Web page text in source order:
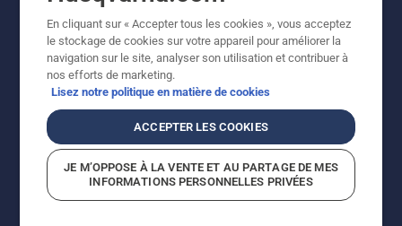
aux revendeurs participants, sauf si le produit est
disponible pour un achat direct sur la boutique en ligne
de Husqvarna. Prix en CHF, TVA 8,1 % et TAR incluses.
Sous réserve d'erreurs et de modifications de forme,
techniques, des équipements et des prix. Sous réserve
de modification. Aucune prétention ne pourra être
Politique relative aux cookiesConditions d'utilisation
Avis de confidentialitéImpressionCGVL Shop en ligne
Signalement de violations présumées
En cliquant sur « Accepter tous les cookies », vous acceptez
le stockage de cookies sur votre appareil pour améliorer la
navigation sur le site, analyser son utilisation et contribuer à
nos efforts de marketing.
Lisez notre politique en matière de cookies
ACCEPTER LES COOKIES
JE M’OPPOSE À LA VENTE ET AU PARTAGE DE MES
INFORMATIONS PERSONNELLES PRIVÉES